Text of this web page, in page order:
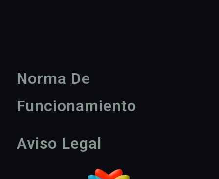
Norma De
Funcionamiento
Aviso Legal